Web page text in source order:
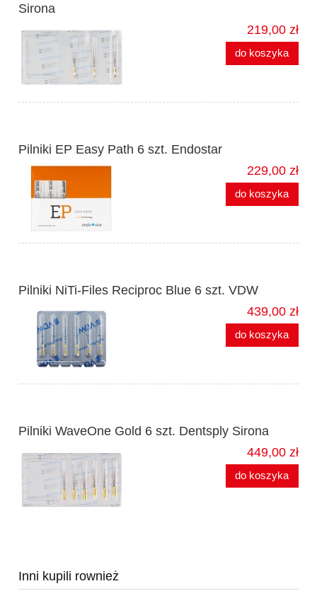
Sirona
219,00 zł
do koszyka
Pilniki EP Easy Path 6 szt. Endostar
229,00 zł
do koszyka
Pilniki NiTi-Files Reciproc Blue 6 szt. VDW
439,00 zł
do koszyka
Pilniki WaveOne Gold 6 szt. Dentsply Sirona
449,00 zł
do koszyka
Inni kupili rownież